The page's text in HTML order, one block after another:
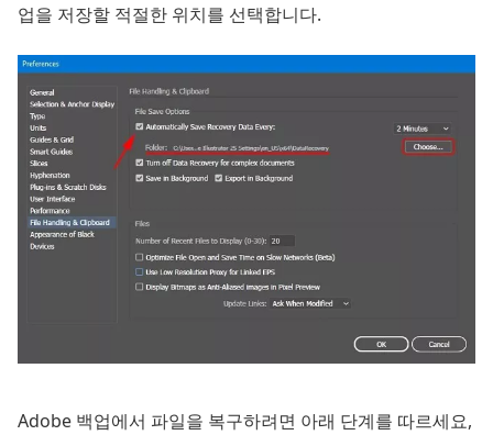
업을 저장할 적절한 위치를 선택합니다.
Adobe 백업에서 파일을 복구하려면 아래 단계를 따르세요,